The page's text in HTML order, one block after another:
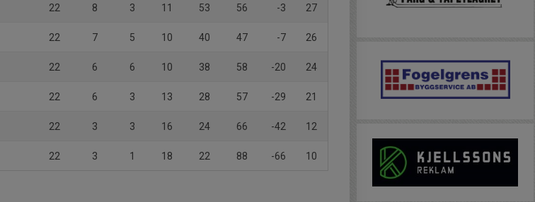
22 8 3 11 53 56 -3 27
22 7 5 10 40 47 -7 26
22 6 6 10 38 58 -20 24
22 6 3 13 28 57 -29 21
22 3 3 16 24 66 -42 12
22 3 1 18 22 88 -66 10